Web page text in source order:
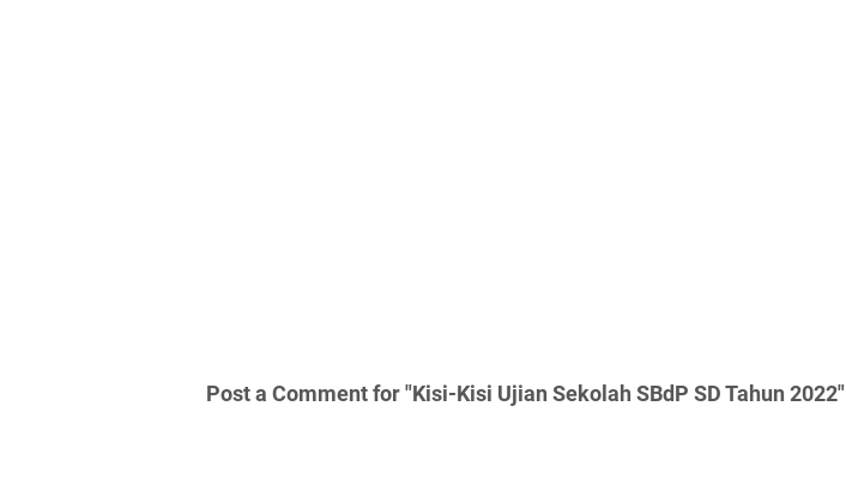
Post a Comment for "Kisi-Kisi Ujian Sekolah SBdP SD Tahun 2022"